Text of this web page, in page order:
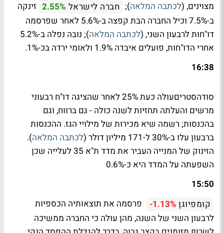
מצוינים, (לכתבה המלאה); חברה לישראל 2.55% זינקה
ב-7.5% וכיל החברה הבת קפצה ב-5.6% לאחר שפרסמה
דו"חות לרבעון השני, (לכתבה המלאה
); נובה נפלה ב-5.2%
אחרי הדו"חות, פועלים איבדה 1.9% ולאומי ירדה בכ-1%.
16:38
סודהסטריםעולה כעת 25% לאחר שהציגה דו"ח רבעוני
מרשים והעלתה תחזיות לשנה כולה - גם ברווח, וגם
בהכנסות; רשמה שיא מכירות של מילויי הגז. ההכנסות
ברבעון עלו ב-30% ל-171 מיליון דולר (
לכתבה המלאה).
הזינוק של המנייה העביר את מדד ת"א 35 לעלייה שכן
השפעתה על המדד היא כ-0.6%
15:50
קומפיוגן -1.13%
פרסמה את תוצאותיה הכספיות
לרבעון השני של השנה, מהן עולה כי החברה ממשיכה